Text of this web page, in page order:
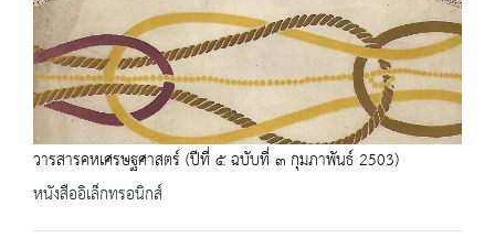
วารสารคหเศรษฐศาสตร์ (ปีที่ ๕ ฉบับที่ ๓ กุมภาพันธ์ 2503)
หนังสืออิเล็กทรอนิกส์